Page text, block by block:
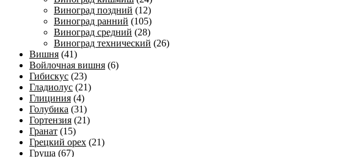
Виноград поздний (12)
Виноград ранний (105)
Виноград средний (28)
Виноград технический (26)
Вишня (41)
Войлочная вишня (6)
Гибискус (23)
Гладиолус (21)
Глициния (4)
Голубика (31)
Гортензия (21)
Гранат (15)
Грецкий орех (21)
Груша (67)